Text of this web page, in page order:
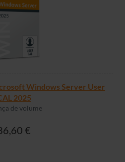
Windows Server User
2025
de volume
€